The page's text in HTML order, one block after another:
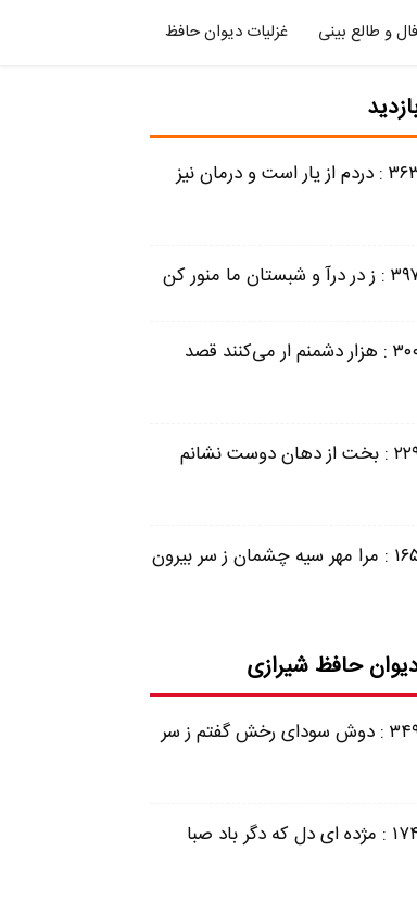
غزلیات دیوان حافظ فال و طالع بینی
غزل شماره ۳۶۳ : دردم از یار است و درمان نیز
غزل شماره ۳۰۰ : هزار دشمنم ار می‌کنند قصد
غزل شماره ۲۲۹ : بخت از دهان دوست نشانم
غزل شماره ۱۶۵ : مرا مهر سیه چشمان ز سر بیرون
حافظ شیرازی
غزل شماره ۳۴۹ : دوش سودای رخش گفتم ز سر
غزل شماره ۱۷۴ : مژده ای دل که دگر باد صبا